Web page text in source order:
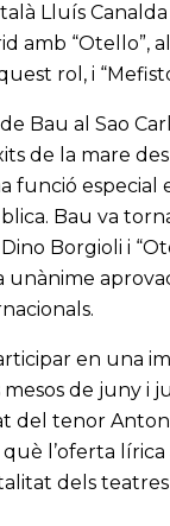
Lluís Canalda
amb “Otello”,
rol, i
Bau al Sao
de la mare
funció especial
Bau va
Dino Borgioli i
unànime
en una
de juny i
del tenor
l’oferta
dels